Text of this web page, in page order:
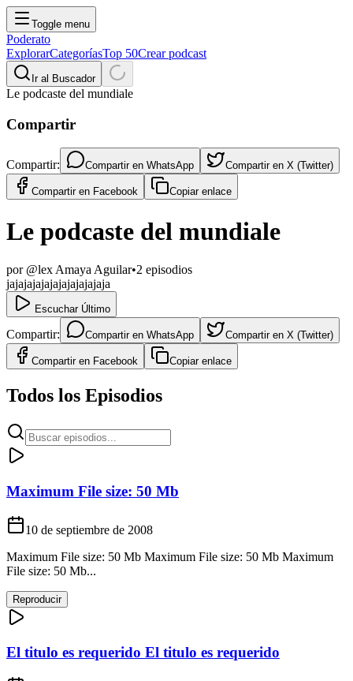
Toggle menu
Poderato
ExplorarCategoríasTop 50Crear podcast
Ir al Buscador
Le podcaste del mundiale
Compartir
Compartir: Compartir en WhatsApp Compartir en X (Twitter)
Compartir en Facebook Copiar enlace
Le podcaste del mundiale
por @lex Amaya Aguilar•2 episodios
jajajajajajajajajajajaja
Escuchar Último
Compartir: Compartir en WhatsApp Compartir en X (Twitter)
Compartir en Facebook Copiar enlace
Todos los Episodios
Maximum File size: 50 Mb
10 de septiembre de 2008
Maximum File size: 50 Mb Maximum File size: 50 Mb Maximum
File size: 50 Mb...
Reproducir
El titulo es requerido El titulo es requerido